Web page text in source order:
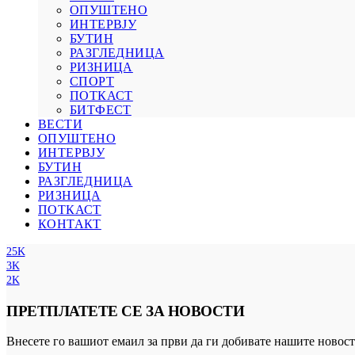
ОПУШТЕНО
ИНТЕРВЈУ
БУТИН
РАЗГЛЕДНИЦА
РИЗНИЦА
СПОРТ
ПОТКАСТ
БИТФЕСТ
ВЕСТИ
ОПУШТЕНО
ИНТЕРВЈУ
БУТИН
РАЗГЛЕДНИЦА
РИЗНИЦА
ПОТКАСТ
КОНТАКТ
25K
3K
2K
ПРЕТПЛАТЕТЕ СЕ ЗА НОВОСТИ
Внесете го вашиот емаил за први да ги добивате нашите